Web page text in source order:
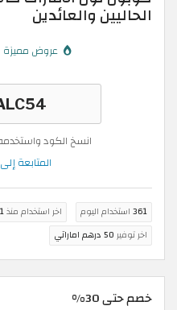
الحاليين والعائدين
عروض مميزة
انسخ الكود
المتابعة
361 استخدام اليوم اخر استخدام منذ
اخر توفير 50 درهم اماراتي
خصم حتى 30%